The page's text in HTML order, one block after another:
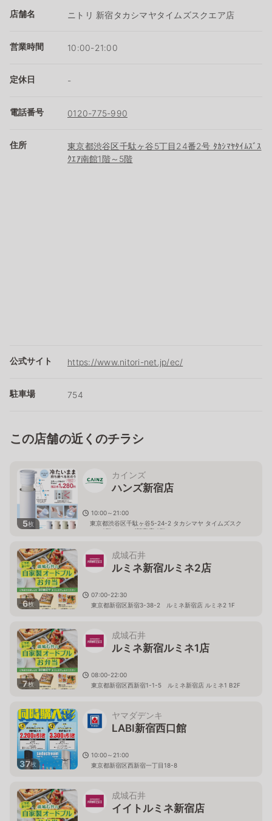
店舗名 ニトリ 新宿タカシマヤタイムズスクエア店
営業時間 10:00-21:00
定休日 -
電話番号 0120-775-990
住所
東京都渋谷区千駄ヶ谷5丁目24番2号 ﾀｶｼﾏﾔﾀｲﾑｽﾞｽ
ｸｴｱ南館1階～5階
公式サイト https://www.nitori-net.jp/ec/
駐車場 754
この店舗の近くのチラシ
5枚
カインズ
ハンズ新宿店
10:00～21:00
東京都渋谷区千駄ヶ谷5-24-2 タカシマヤ タイムズスク
エア8階（ハンズ新宿店 8階）
6枚
成城石井
ルミネ新宿ルミネ2店
07:00-22:30
東京都新宿区新宿3-38-2 ルミネ新宿店 ルミネ2 1F
7枚
成城石井
ルミネ新宿ルミネ1店
08:00-22:00
東京都新宿区西新宿1-1-5 ルミネ新宿店 ルミネ1 B2F
37枚
ヤマダデンキ
LABI新宿西口館
10:00～21:00
東京都新宿区西新宿一丁目18-8
成城石井
イイトルミネ新宿店